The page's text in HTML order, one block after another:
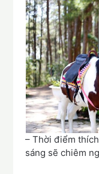
– Thời điểm
sáng sẽ chiêm